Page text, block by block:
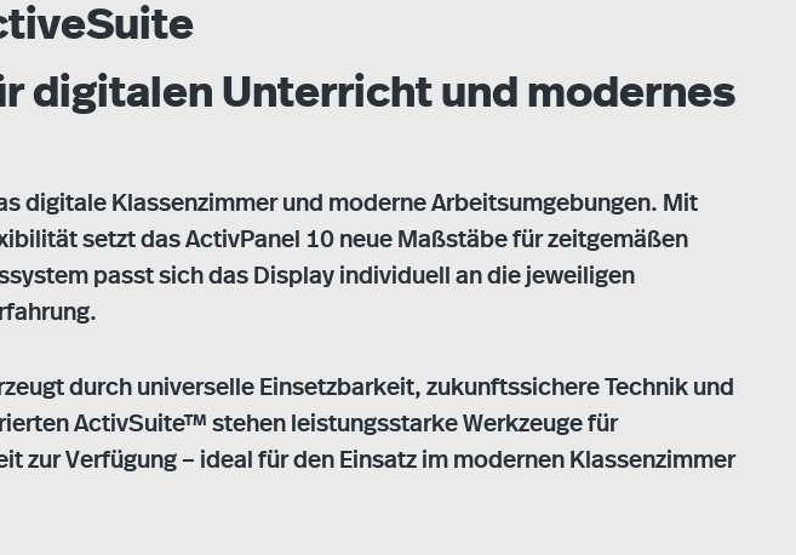
digitalen Unterricht und modernes
digitale Klassenzimmer und moderne Arbeitsumgebungen. Mit
setzt das ActivPanel 10 neue Maßstäbe für zeitgemäßen
passt sich das Display individuell an die jeweiligen
durch universelle Einsetzbarkeit, zukunftssichere Technik und
ActivSuite™ stehen leistungsstarke Werkzeuge für
Verfügung – ideal für den Einsatz im modernen Klassenzimmer